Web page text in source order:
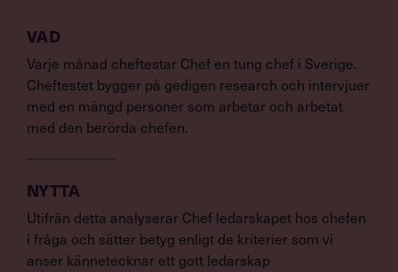
VAD
Varje månad cheftestar Chef en tung chef i Sverige.
Cheftestet bygger på gedigen research och intervjuer
med en mängd personer som arbetar och arbetat
med den berörda chefen.
NYTTA
Utifrån detta analyserar Chef ledarskapet hos chefen
i fråga och sätter betyg enligt de kriterier som vi
anser kännetecknar ett gott ledarskap